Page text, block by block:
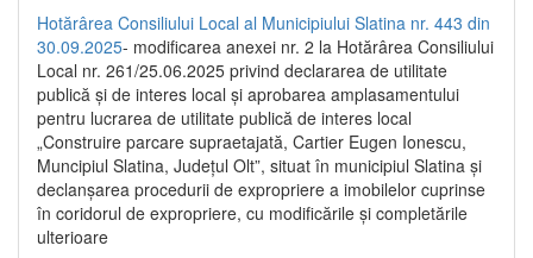
Hotărârea Consiliului Local al Municipiului Slatina nr. 443 din
30.09.2025- modificarea anexei nr. 2 la Hotărârea Consiliului
Local nr. 261/25.06.2025 privind declararea de utilitate
publică şi de interes local şi aprobarea amplasamentului
pentru lucrarea de utilitate publică de interes local
„Construire parcare supraetajată, Cartier Eugen Ionescu,
Muncipiul Slatina, Judeţul Olt”, situat în municipiul Slatina şi
declanşarea procedurii de expropriere a imobilelor cuprinse
în coridorul de expropriere, cu modificările şi completările
ulterioare